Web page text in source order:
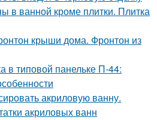
в ванной кроме плитки. Плитка
крыши дома. Фронтон из
в типовой панельке П-44:
акриловую ванну.
акриловых ванн